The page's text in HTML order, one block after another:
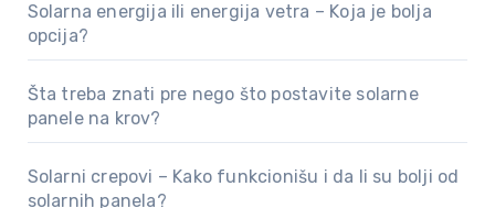
Solarna energija ili energija vetra – Koja je bolja
opcija?
Šta treba znati pre nego što postavite solarne
panele na krov?
Solarni crepovi – Kako funkcionišu i da li su bolji od
solarnih panela?